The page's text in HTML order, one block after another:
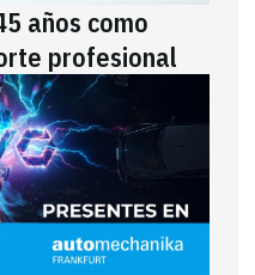
años como
profesional